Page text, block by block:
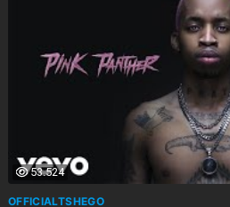
53.524
OFFICIALTSHEGO